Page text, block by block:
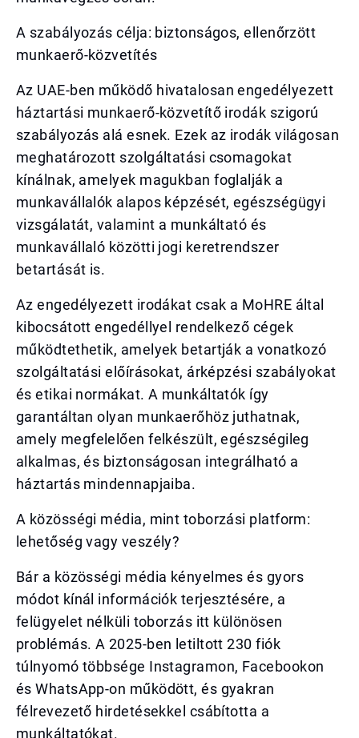
A szabályozás célja: biztonságos, ellenőrzött
munkaerő-közvetítés
Az UAE-ben működő hivatalosan engedélyezett
háztartási munkaerő-közvetítő irodák szigorú
szabályozás alá esnek. Ezek az irodák világosan
meghatározott szolgáltatási csomagokat
kínálnak, amelyek magukban foglalják a
munkavállalók alapos képzését, egészségügyi
vizsgálatát, valamint a munkáltató és
munkavállaló közötti jogi keretrendszer
betartását is.
Az engedélyezett irodákat csak a MoHRE által
kibocsátott engedéllyel rendelkező cégek
működtethetik, amelyek betartják a vonatkozó
szolgáltatási előírásokat, árképzési szabályokat
és etikai normákat. A munkáltatók így
garantáltan olyan munkaerőhöz juthatnak,
amely megfelelően felkészült, egészségileg
alkalmas, és biztonságosan integrálható a
háztartás mindennapjaiba.
A közösségi média, mint toborzási platform:
lehetőség vagy veszély?
Bár a közösségi média kényelmes és gyors
módot kínál információk terjesztésére, a
felügyelet nélküli toborzás itt különösen
problémás. A 2025-ben letiltott 230 fiók
túlnyomó többsége Instagramon, Facebookon
és WhatsApp-on működött, és gyakran
félrevezető hirdetésekkel csábította a
munkáltatókat.